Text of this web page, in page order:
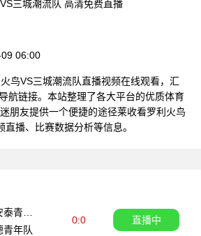
三城潮流队 高清免费直播
06:00
鸟VS三城潮流队直播视频在线观看，汇
航链接。本站整理了各大平台的优质体育
朋友提供一个便捷的途径莱收看罗利火鸟
播、比赛数据分析等信息。
青年
0:0
青年队
直播中